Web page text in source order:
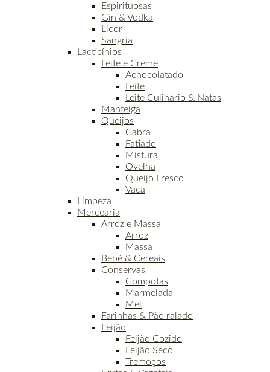
Espirituosas
Gin & Vodka
Licor
Sangria
Lacticínios
Leite e Creme
Achocolatado
Leite
Leite Culinário & Natas
Manteiga
Queijos
Cabra
Fatiado
Mistura
Ovelha
Queijo Fresco
Vaca
Limpeza
Mercearia
Arroz e Massa
Arroz
Massa
Bebé & Cereais
Conservas
Compotas
Marmelada
Mel
Farinhas & Pão ralado
Feijão
Feijão Cozido
Feijão Seco
Tremoços